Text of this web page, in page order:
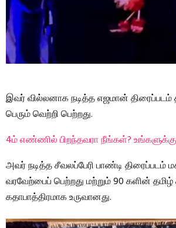
இவர் வில்லனாக நடித்த எஜமான் திரைப்படம்
பெரும் வெற்றி பெற்றது.
4ம் எண்ணில் பிறந்தவரா நீங்கள்?
அவர் நடித்த சீவலப்பேரி பாண்டி திரைப்படம்
வரவேற்பைப் பெற்றது மற்றும் 90 களின் தமிழ்
கதாபாத்திரமாக உருவானது.